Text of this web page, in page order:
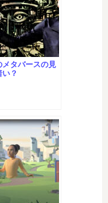
メタバースの見
？